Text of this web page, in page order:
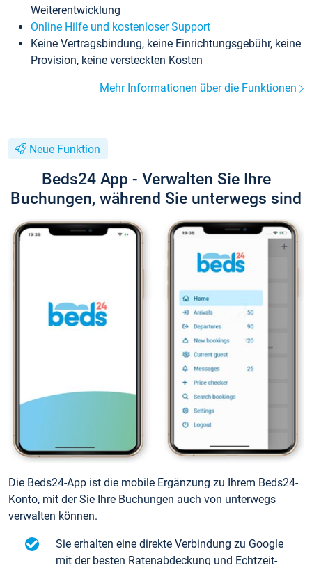
Weiterentwicklung
Online Hilfe und kostenloser Support
Keine Vertragsbindung, keine Einrichtungsgebühr, keine
Provision, keine versteckten Kosten
Mehr Informationen über die Funktionen
Neue Funktion
Beds24 App - Verwalten Sie Ihre
Buchungen, während Sie unterwegs sind
Die Beds24-App ist die mobile Ergänzung zu Ihrem Beds24-
Konto, mit der Sie Ihre Buchungen auch von unterwegs
verwalten können.
Sie erhalten eine direkte Verbindung zu Google
mit der besten Ratenabdeckung und Echtzeit-